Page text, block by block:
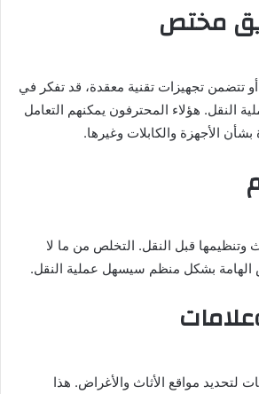
تتضمن تجهيزات تقنية معقدة، قد تفكر في
النقل. هؤلاء المحترفون يمكنهم التعامل
الأجهزة والكابلات وغيرها.
وتنظيمها قبل النقل. التخلص من ما لا
الهامة بشكل منظم سيسهل عملية النقل.
لتحديد مواقع الأثاث والأغراض. هذا